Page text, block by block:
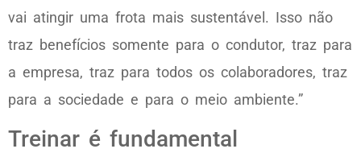
vai atingir uma frota mais sustentável. Isso não
traz benefícios somente para o condutor, traz para
a empresa, traz para todos os colaboradores, traz
para a sociedade e para o meio ambiente.”
Treinar é fundamental